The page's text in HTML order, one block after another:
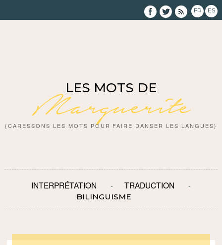
FR ES
LES MOTS DE
Marguerite
{CARESSONS LES MOTS POUR FAIRE DANSER LES LANGUES}
INTERPRÉTATION TRADUCTION
BILINGUISME